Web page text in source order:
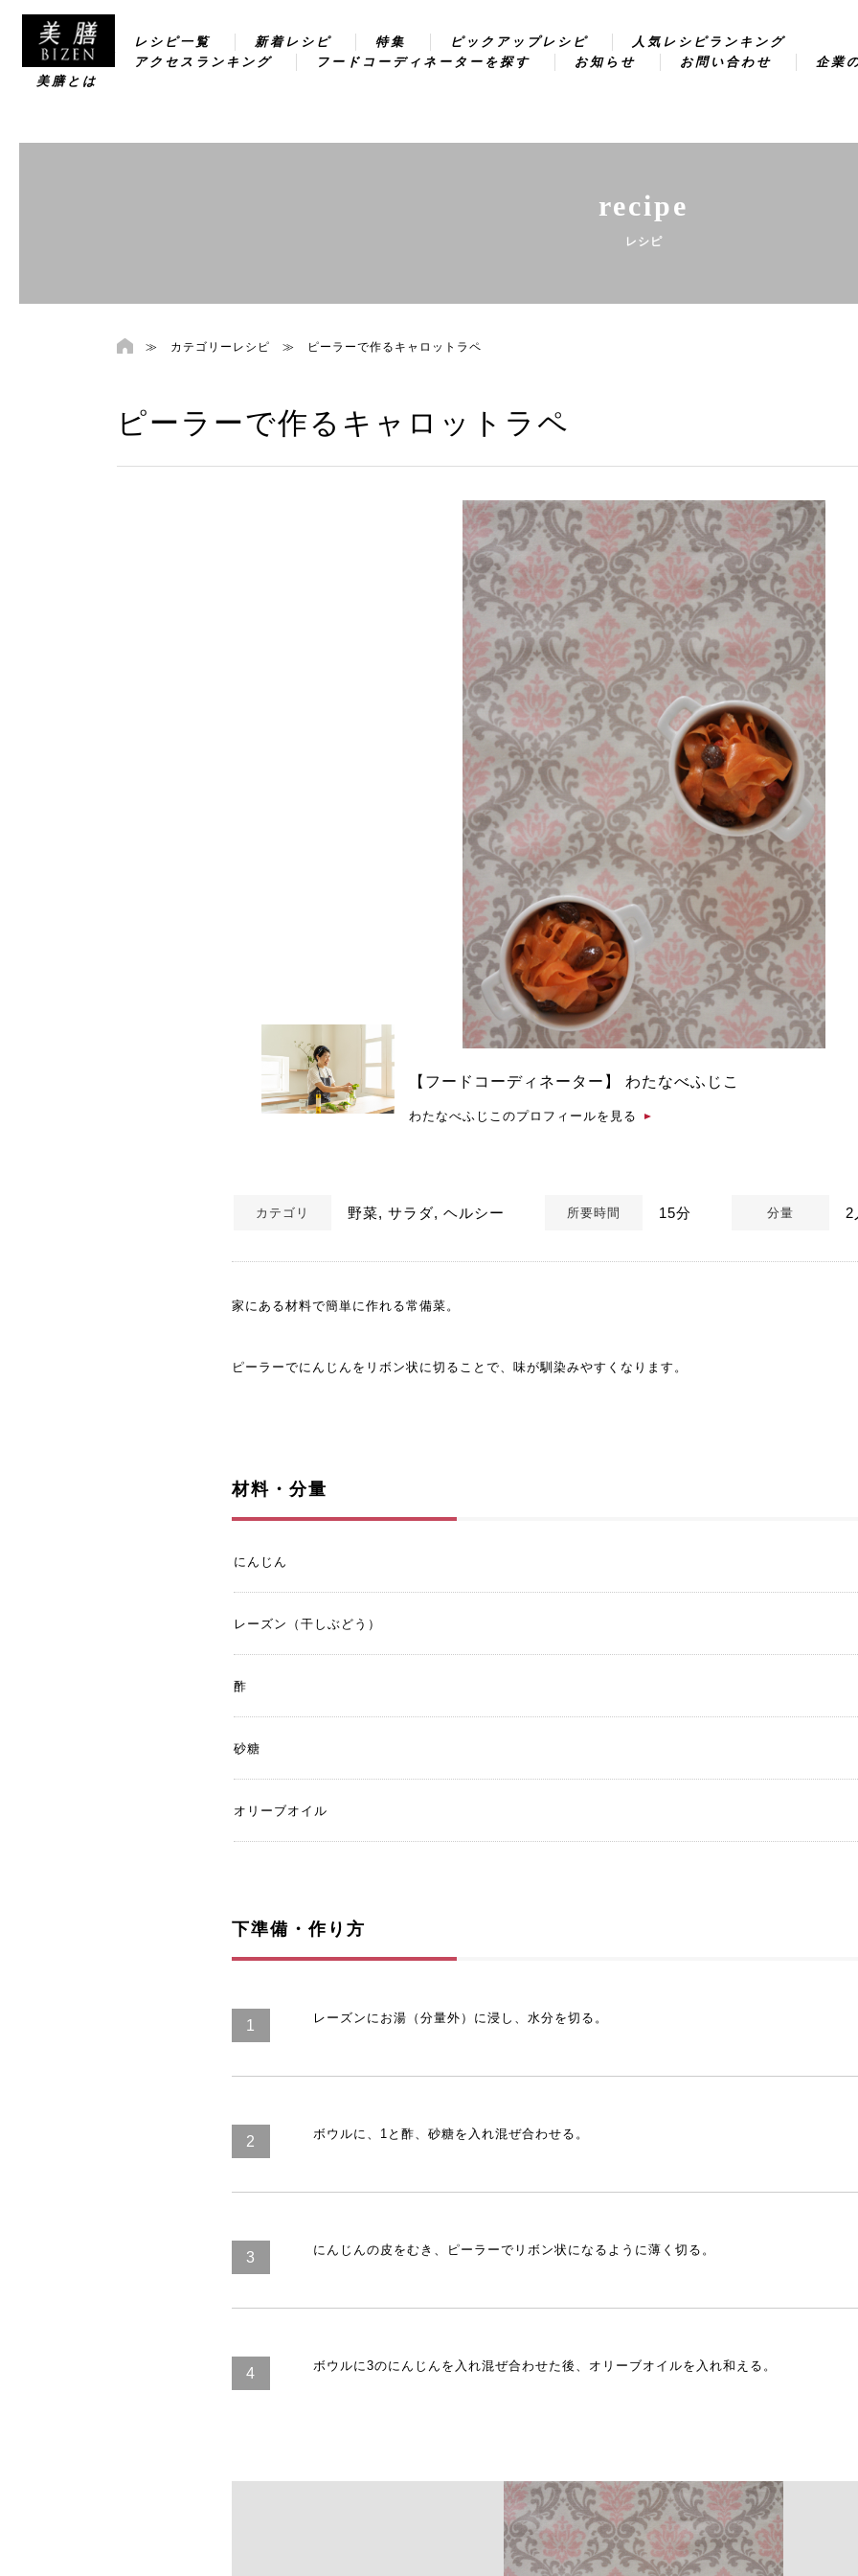
美膳とは
レシピ一覧 新着レシピ 特集 ピックアップレシピ
人気レシピランキング
アクセスランキング
フードコーディネーターを探す お知らせ お問い合わせ 企業
recipe
レシピ
≫ カテゴリーレシピ ≫ ピーラーで作るキャロットラペ
ピーラーで作るキャロットラペ
【フードコーディネーター】 わたなべふじこ
わたなべふじこのプロフィールを見る
カテゴリ 野菜, サラダ, ヘルシー 所要時間 15分 分量 2
家にある材料で簡単に作れる常備菜。
ピーラーでにんじんをリボン状に切ることで、味が馴染みやすくなります。
材料・分量
にんじん
レーズン（干しぶどう）
酢
砂糖
オリーブオイル
下準備・作り方
レーズンにお湯（分量外）に浸し、水分を切る。
ボウルに、1と酢、砂糖を入れ混ぜ合わせる。
にんじんの皮をむき、ピーラーでリボン状になるように薄く切る。
ボウルに3のにんじんを入れ混ぜ合わせた後、オリーブオイルを入れ和える。